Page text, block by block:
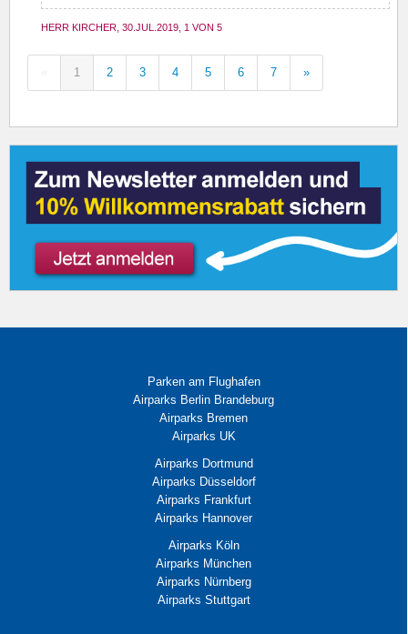
HERR KIRCHER, 30.JUL.2019, 1 VON 5
1 2 3 4 5 6 7 »
Parken am Flughafen
Airparks Berlin Brandeburg
Airparks Bremen
Airparks UK
Airparks Dortmund
Airparks Düsseldorf
Airparks Frankfurt
Airparks Hannover
Airparks Köln
Airparks München
Airparks Nürnberg
Airparks Stuttgart